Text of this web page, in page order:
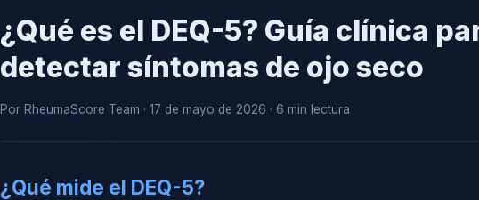
¿Qué es el DEQ-5? Guía clínica
detectar síntomas de ojo seco
Por RheumaScore Team · 17 de mayo de 2026 · 6 min lectura
¿Qué mide el DEQ-5?